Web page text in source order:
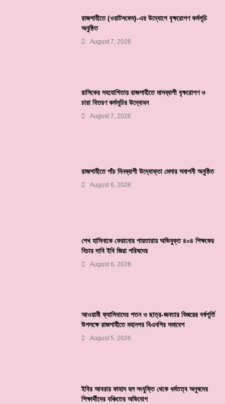
রাজশাহীতে (ওয়াটসফেম)-এর উদ্যোগে বৃক্ষরোপণ কর্মসূচি
অনুষ্ঠিত
August 7, 2026
রাসিকের সহযোগিতায় রাজশাহীতে মাসব্যাপী বৃক্ষরোপণ ও
চারা বিতরণ কর্মসূচির উদ্বোধন
August 7, 2026
রাজশাহীতে পাঁচ দিনব্যাপী উদ্যোক্তা মেলার সমাপনী অনুষ্ঠিত
August 6, 2026
শেখ হাসিনাকে ফেরানোর পায়তারায় অভিযুক্ত ৪০৪ শিক্ষকের
বিচার দাবি ইবি জিয়া পরিষদের
August 6, 2026
আওয়ামী ফ্যাসিবাদের পতন ও ছাত্র-জনতার বিজয়ের বর্ষপূর্তি
উপলক্ষে রাজশাহীতে মহানগর বিএনপির সমাবেশ
August 5, 2026
ইবির আবরার ফাহাদ হল সংযুক্তি থেকে ধর্মতত্ব অনুষদের
শিক্ষার্থীদের বঞ্চিতের অভিযোগ